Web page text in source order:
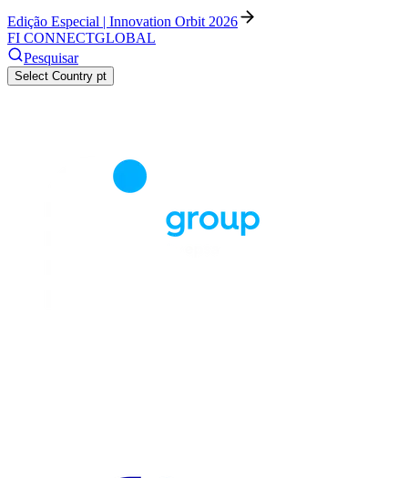
Edição Especial | Innovation Orbit 2026
FI CONNECTGLOBAL
Pesquisar
Select Country pt